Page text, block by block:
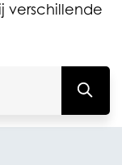
verschillende